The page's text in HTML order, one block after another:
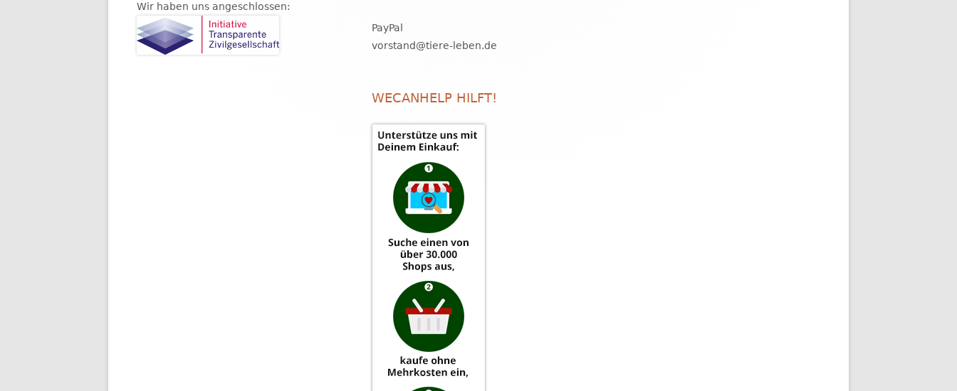
Wir haben uns angeschlossen:
PayPal
vorstand@tiere-leben.de
WECANHELP HILFT!